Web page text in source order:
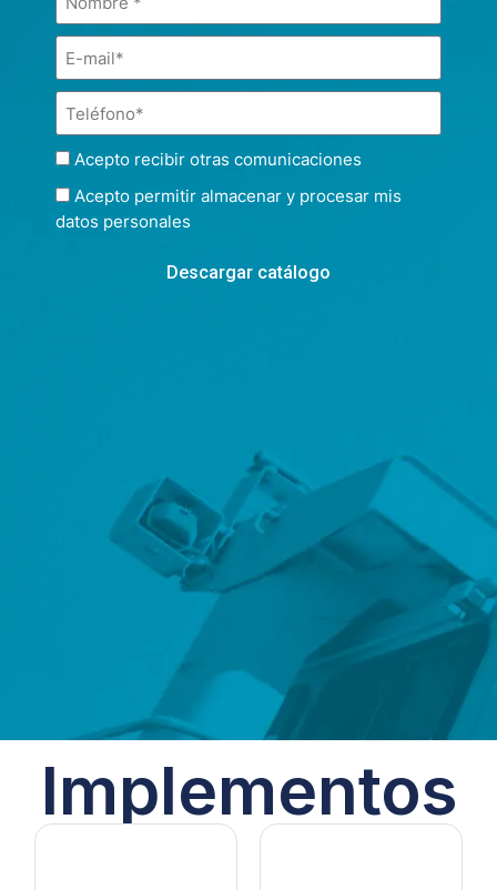
Acepto recibir otras comunicaciones
Acepto permitir almacenar y procesar mis
datos personales
Descargar catálogo
Implementos